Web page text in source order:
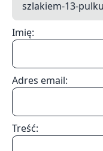
Imię:
Adres email:
Treść: